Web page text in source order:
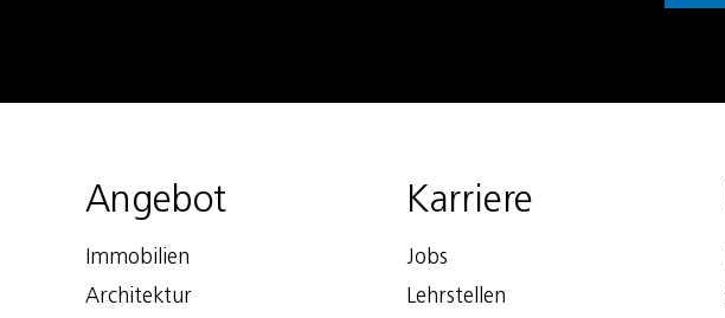
Angebot
Immobilien
Architektur
Karriere
Jobs
Lehrstellen